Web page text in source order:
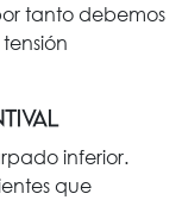
tanto debemos
inferior.
que